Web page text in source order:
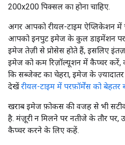
200x200 पिक्सल का होना चाहिए.
अगर आपको रीयल-टाइम ऐप्लिकेशन में
आपको इनपुट इमेज के कुल डाइमेंशन पर
इमेज तेज़ी से प्रोसेस होते हैं, इसलिए
इमेज को कम रिज़ॉल्यूशन में कैप्चर
कि सब्जेक्ट का चेहरा, इमेज के
देखेंरीयल-टाइम में परफ़ॉर्मेंस को बेहतर
खराब इमेज फ़ोकस की वजह से भी
है. मंज़ूरी न मिलने पर नतीजे के तौर पर,
कैप्चर करने के लिए कहें.